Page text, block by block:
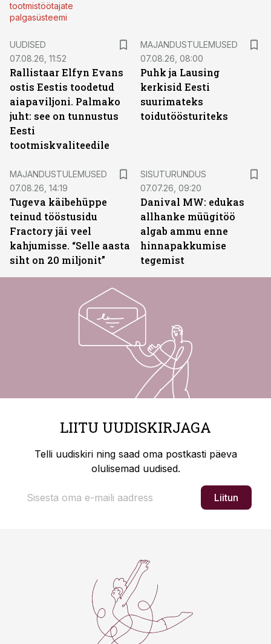
tootmistöötajate
palgasüsteemi
UUDISED
07.08.26, 11:52
Rallistaar Elfyn Evans
ostis Eestis toodetud
aiapaviljoni. Palmako
juht: see on tunnustus
Eesti
tootmiskvaliteedile
MAJANDUSTULEMUSED
07.08.26, 08:00
Puhk ja Lausing
kerkisid Eesti
suurimateks
toidutöösturiteks
MAJANDUSTULEMUSED
07.08.26, 14:19
Tugeva käibehüppe
teinud tööstusidu
Fractory jäi veel
kahjumisse. “Selle aasta
siht on 20 miljonit”
SISUTURUNDUS
07.07.26, 09:20
Danival MW: edukas
allhanke müügitöö
algab ammu enne
hinnapakkumise
tegemist
LIITU UUDISKIRJAGA
Telli uudiskiri ning saad oma postkasti päeva
olulisemad uudised.
Liitun